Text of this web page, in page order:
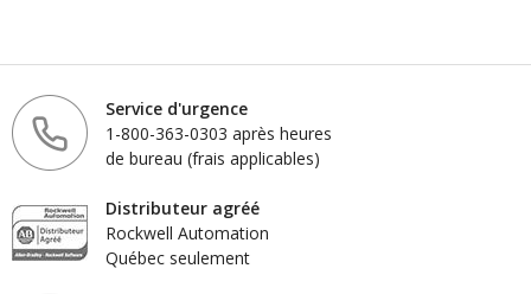
Service d'urgence
1-800-363-0303 après heures
de bureau (frais applicables)
Distributeur agréé
Rockwell Automation
Québec seulement